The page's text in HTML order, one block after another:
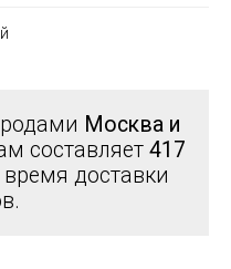
Москва и
составляет 417
доставки